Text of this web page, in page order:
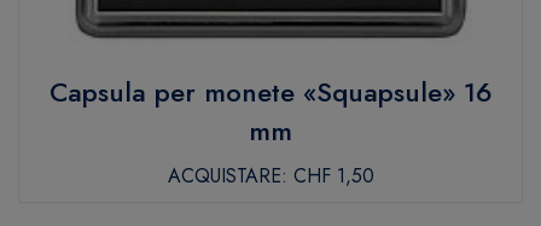
Capsula per monete «Squapsule» 16
mm
ACQUISTARE: CHF 1,50